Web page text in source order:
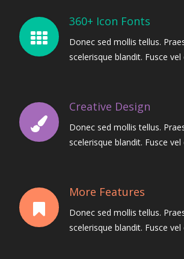
360+ Icon Fonts
Donec sed mollis tellus.
scelerisque blandit. Fusce
Creative Design
Donec sed mollis tellus.
scelerisque blandit. Fusce
More Features
Donec sed mollis tellus.
scelerisque blandit. Fusce